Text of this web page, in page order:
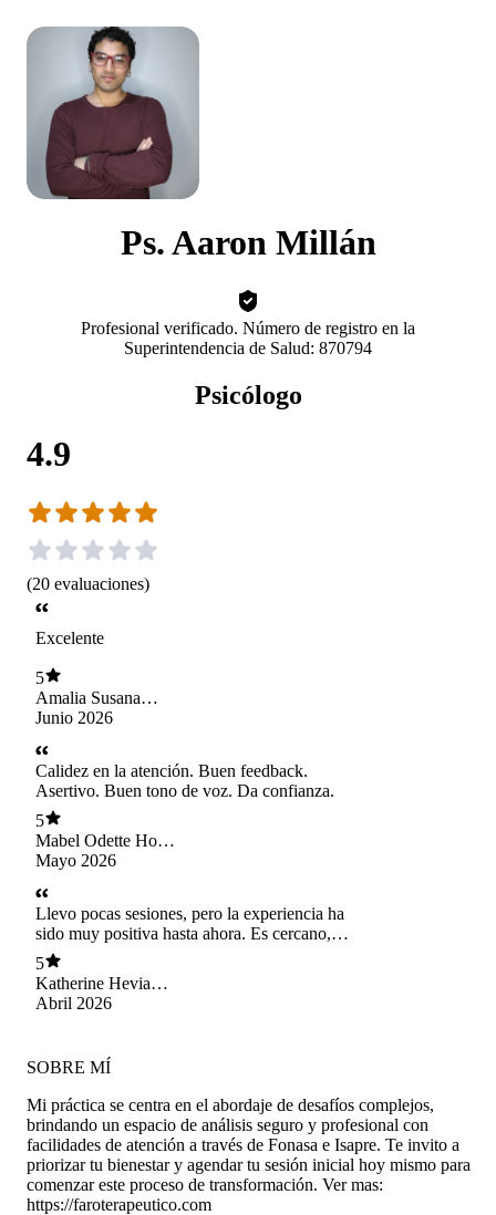
Ps. Aaron Millán
Profesional verificado. Número de registro en la
Superintendencia de Salud: 870794
Psicólogo
4.9
(20 evaluaciones)
Excelente
5
Amalia Susana
Bastias Lobos
Junio 2026
Calidez en la atención. Buen feedback.
Asertivo. Buen tono de voz. Da confianza.
5
Mabel Odette Hope
Herrera
Mayo 2026
Llevo pocas sesiones, pero la experiencia ha
sido muy positiva hasta ahora. Es cercano,
explica bien las cosas y logra generar un
ambiente cómodo y de confianza para hablar. Se
nota profesional y comprometido con sus
pacientes. Totalmente recomendable.
5
Katherine Hevia
Nuñez
Abril 2026
SOBRE MÍ
Mi práctica se centra en el abordaje de desafíos complejos,
brindando un espacio de análisis seguro y profesional con
facilidades de atención a través de Fonasa e Isapre. Te invito a
priorizar tu bienestar y agendar tu sesión inicial hoy mismo para
comenzar este proceso de transformación. Ver mas:
https://faroterapeutico.com